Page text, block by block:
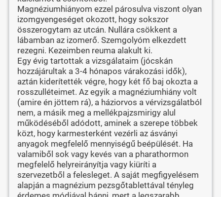
Magnéziumhiányom ezzel párosulva viszont olyan
izomgyengeséget okozott, hogy sokszor
összerogytam az utcán. Nullára csökkent a
lábamban az izomerő. Szemgolyóm elkezdett
rezegni. Kezeimben reuma alakult ki.
Egy évig tartottak a vizsgálataim (jócskán
hozzájárultak a 3-4 hónapos várakozási idők),
aztán kiderítették végre, hogy két fő baj okozta a
rosszulléteimet. Az egyik a magnéziumhiány volt
(amire én jöttem rá), a háziorvos a vérvizsgálatból
nem, a másik meg a mellékpajzsmirigy alul
működéséből adódott, aminek a szerepe többek
közt, hogy karmesterként vezérli az ásványi
anyagok megfelelő mennyiségű beépülését. Ha
valamiből sok vagy kevés van a pharathormon
megfelelő helyreirányítja vagy kiüríti a
szervezetből a felesleget. A saját megfigyelésem
alapján a magnézium pezsgőtablettával tényleg